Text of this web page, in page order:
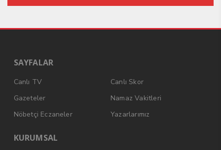
SAYFALAR
Canlı TV
Canlı Skor
Gazeteler
Namaz Vakitleri
Nöbetçi Eczaneler
Yazarlarımız
KURUMSAL